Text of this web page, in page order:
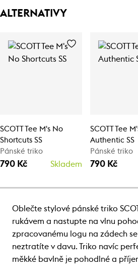
ALTERNATIVY
SCOTT Tee M's No
Shortcuts SS
Pánské triko
790 Kč Skladem
SCOTT Tee
Authentic SS
Pánské triko
790 Kč
Oblečte stylové pánské triko
rukávem a nastupte na vlnu
zpracovanému logu na zádech
neztratíte v davu. Triko navíc
měkké bavlně je pohodlné a